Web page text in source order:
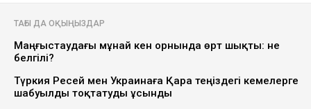
ТАҒЫ ДА ОҚЫҢЫЗДАР
Маңғыстаудағы мұнай кен орнында өрт шықты: не
белгілі?
Түркия Ресей мен Украинаға Қара теңіздегі кемелерге
шабуылды тоқтатуды ұсынды